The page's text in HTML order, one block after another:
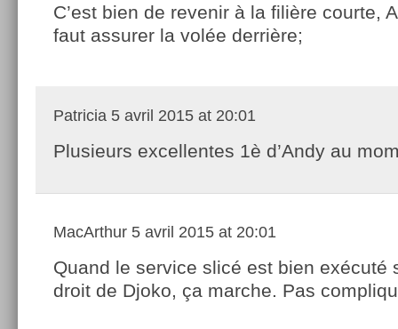
C’est bien de revenir à la filière courte,
faut assurer la volée derrière;
Patricia 5 avril 2015 at 20:01
Plusieurs excellentes 1è d’Andy au
MacArthur 5 avril 2015 at 20:01
Quand le service slicé est bien exécuté
droit de Djoko, ça marche. Pas